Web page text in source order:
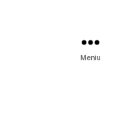
Meniu